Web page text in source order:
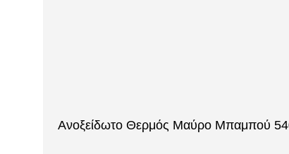
Ανοξείδωτο Θερμός Μαύρο Μπαμπού